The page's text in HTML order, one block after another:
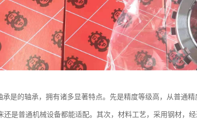
承是的轴承，拥有诸多显著特点。先是精度等级高，从普通
还是普通机械设备都能适配。其次，材料工艺，采用钢材，